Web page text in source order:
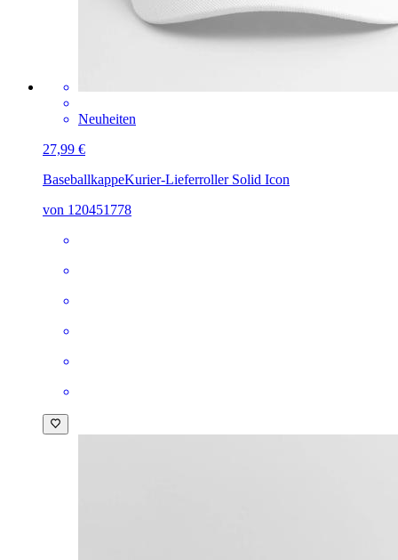
Neuheiten
27,99 €
BaseballkappeKurier-Lieferroller Solid Icon
von 120451778